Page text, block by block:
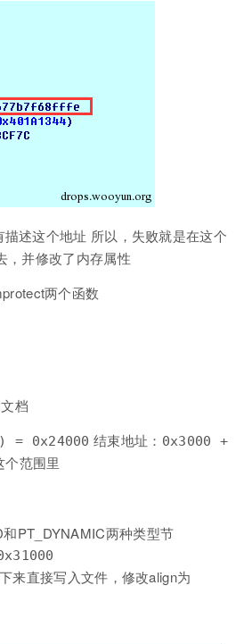
述这个地址 所以，失败就是在这个
，并修改了内存属性
两个函数
档
= 0x24000 结束地址： 0x3000 +
范围里
PT_DYNAMIC两种类型节
来直接写入文件，修改align为